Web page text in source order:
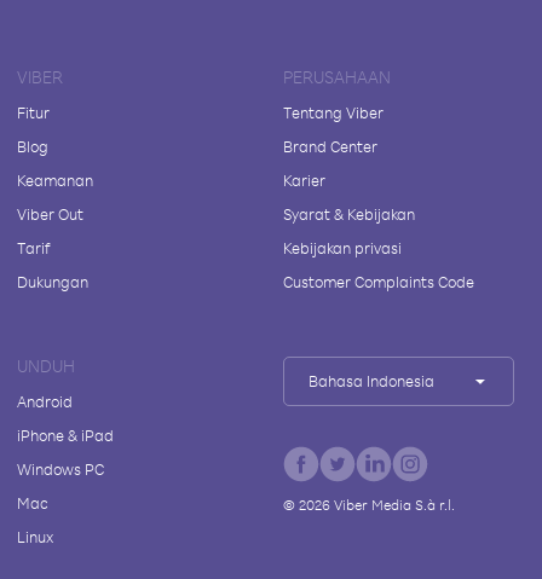
VIBER
Fitur
Blog
Keamanan
Viber Out
Tarif
Dukungan
PERUSAHAAN
Tentang Viber
Brand Center
Karier
Syarat & Kebijakan
Kebijakan privasi
Customer Complaints Code
UNDUH
Android
iPhone & iPad
Windows PC
Mac
Linux
Bahasa Indonesia
© 2026Viber Media S.à r.l.